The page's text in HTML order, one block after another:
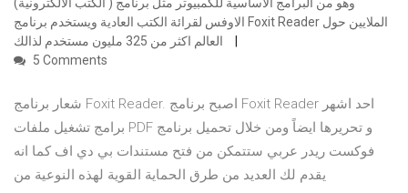
(الكتب الالكترونية ) وهو من البرامج الاساسية للكمبيوتر مثل برنامج
الاوفس لقرائة الكتب العادية ويستخدم برنامج Foxit Reader الملايين حول
5 Comments
شعار برنامج Foxit Reader. اصبح برنامج Foxit Reader احد اشهر
برامج تشغيل ملفات PDF و تحريرها ايضاً ومن خلال تحميل برنامج
فوكست ريدر عربي ستتمكن من فتح مستندات بي دي اف كما انه
يقدم لك العديد من طرق الحماية القوية لهذه النوعية من